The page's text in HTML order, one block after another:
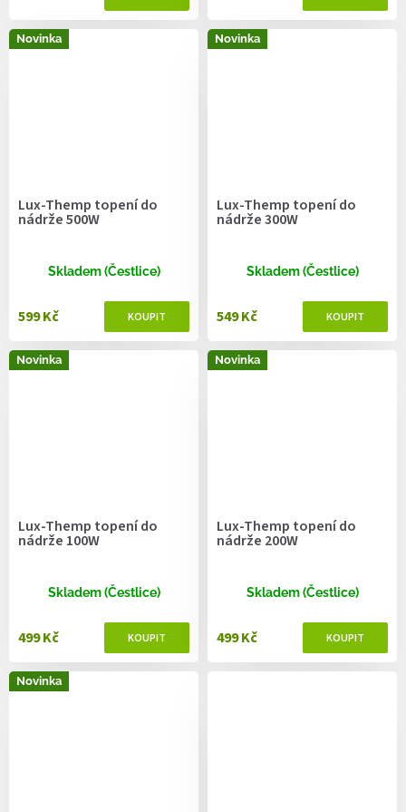
Novinka
Lux-Themp topení do
nádrže 500W
Skladem (Čestlice)
599 Kč
Novinka
Lux-Themp topení do
nádrže 300W
Skladem (Čestlice)
549 Kč
Novinka
Lux-Themp topení do
nádrže 100W
Skladem (Čestlice)
499 Kč
Novinka
Lux-Themp topení do
nádrže 200W
Skladem (Čestlice)
499 Kč
Novinka